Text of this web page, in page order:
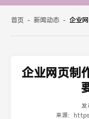
首页 - 新闻动态 - 企业
企业网页制
发
来源：